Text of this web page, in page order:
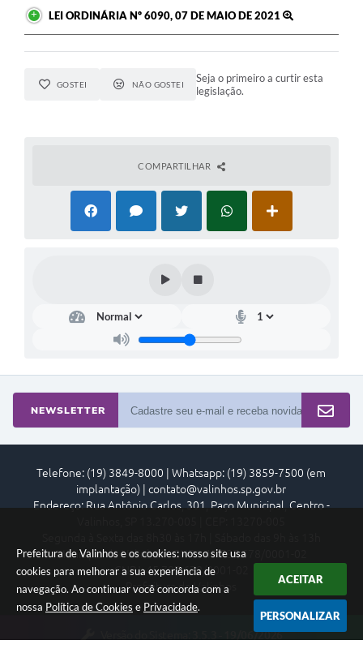
Prefeitura de Valinhos e os cookies: nosso site usa
cookies para melhorar a sua experiência de
navegação. Ao continuar você concorda com a
nossa Política de Cookies e Privacidade.
ACEITAR
PERSONALIZAR
LEI ORDINÁRIA Nº 6090, 07 DE MAIO DE 2021
GOSTEI NÃO GOSTEI
Seja o primeiro a curtir esta
legislação.
COMPARTILHAR
NEWSLETTER
Telefone: (19) 3849-8000 | Whatsapp: (19) 3859-7500 (em
implantação) | contato@valinhos.sp.gov.br
Endereço: Rua Antônio Carlos, 301, Paço Municipal, Centro -
Município de Valinhos - CNPJ: 45.787.678/0001-02
CNPJ: 45.787.678/0001-02
Prefeitura de Valinhos
3.5.3 - 19/06/2026